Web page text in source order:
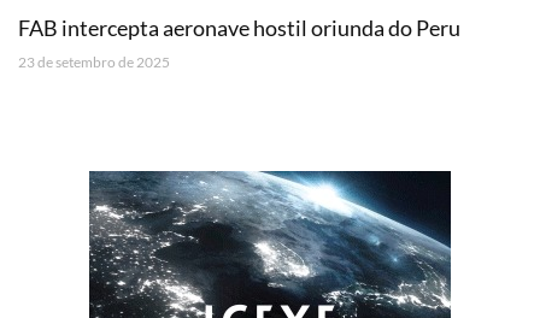
FAB intercepta aeronave hostil oriunda do Peru
23 de setembro de 2025